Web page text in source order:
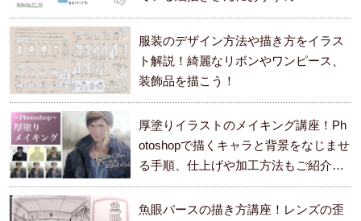
服装のデザイン方法や描き方をイラス
ト解説！綺麗なリボンやワンピース、
装飾品を描こう！
厚塗りイラストのメイキング講座！Ph
otoshopで描くキャラと背景をなじませ
る手順、仕上げや加工方法もご紹介し
ます。
魚眼パースの描き方講座！レンズの歪